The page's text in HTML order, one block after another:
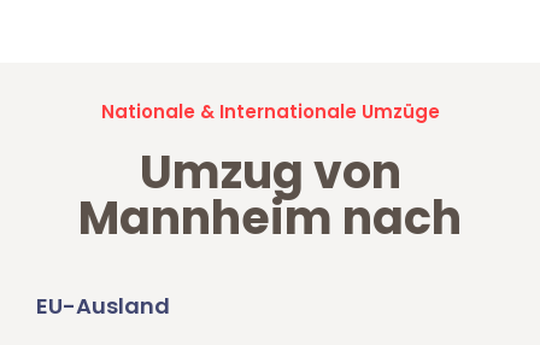
Nationale & Internationale Umzüge
Umzug von
Mannheim nach
EU-Ausland